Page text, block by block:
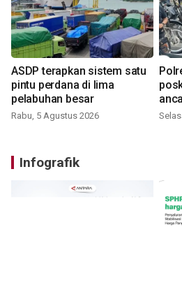
ASDP terapkan sistem satu
pintu perdana di lima
pelabuhan besar
Rabu, 5 Agustus 2026
Infografik